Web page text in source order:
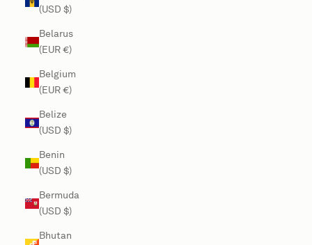
(USD $)
Belarus
(EUR €)
Belgium
(EUR €)
Belize
(USD $)
Benin
(USD $)
Bermuda
(USD $)
Bhutan